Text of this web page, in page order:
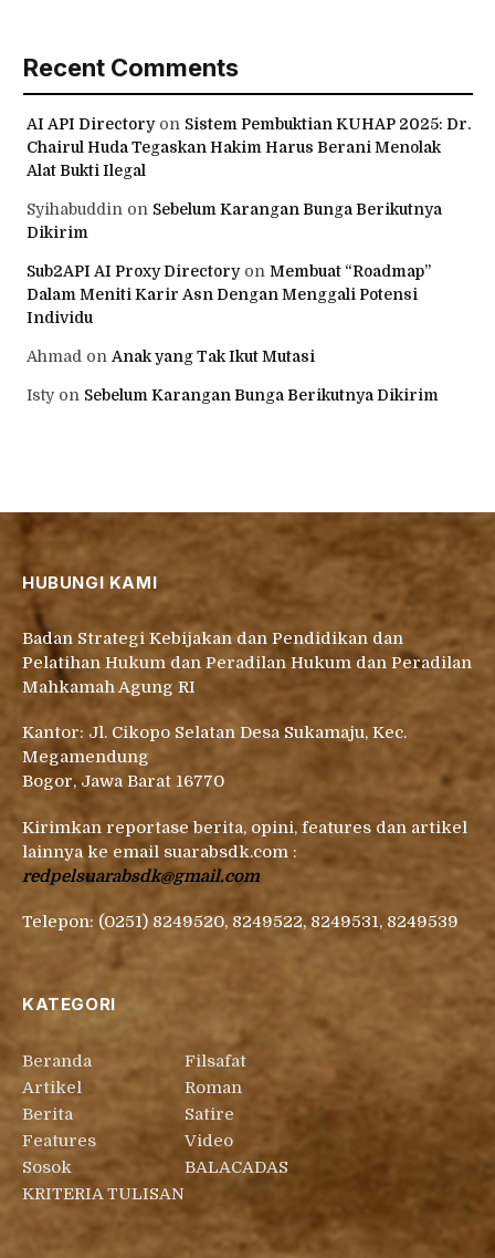
Recent Comments
AI API Directoryon Sistem Pembuktian KUHAP 2025: Dr.
Chairul Huda Tegaskan Hakim Harus Berani Menolak
Alat Bukti Ilegal
Syihabuddin on Sebelum Karangan Bunga Berikutnya
Dikirim
Sub2API AI Proxy Directoryon Membuat “Roadmap”
Dalam Meniti Karir Asn Dengan Menggali Potensi
Individu
Ahmad on Anak yang Tak Ikut Mutasi
Istyon Sebelum Karangan Bunga Berikutnya Dikirim
HUBUNGI KAMI
Badan Strategi Kebijakan dan Pendidikan dan
Pelatihan Hukum dan Peradilan Hukum dan Peradilan
Mahkamah Agung RI
Kantor: Jl. Cikopo Selatan Desa Sukamaju, Kec.
Megamendung
Bogor, Jawa Barat 16770
Kirimkan reportase berita, opini, features dan artikel
lainnya ke email suarabsdk.com :
redpelsuarabsdk@gmail.com
Telepon: (0251) 8249520, 8249522, 8249531, 8249539
KATEGORI
Beranda
Artikel
Berita
Features
Sosok
KRITERIA TULISAN
Filsafat
Roman
Satire
Video
BALACADAS